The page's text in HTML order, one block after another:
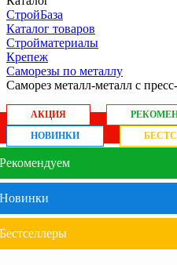
СтройБаза
Каталог товаров
Стройматериалы
Крепеж
Саморезы по металлу
Саморез металл-металл с
АКЦИЯ
НОВИНКИ
Рекомендуем
Новинки
Бестселлеры